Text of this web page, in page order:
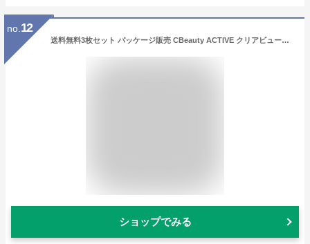
no. 12
送料無料3枚セット パッケージ販売 CBeauty ACTIVE クリアビューティーアクティブ イージーパンツ サルエルパンツ ボトムス アツギ ATSUGI|ズボン 婦人肌着 ランニング フィットネス ジム スポーツパンツ レディース サルエル パンツ ダンス ヨガ スポーツ ヨガパンツ
ショップでみる